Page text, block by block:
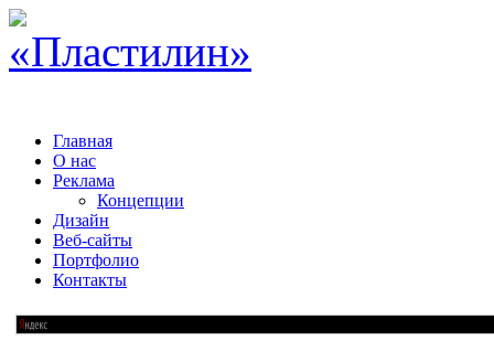
Главная
О нас
Реклама
Концепции
Дизайн
Веб-сайты
Портфолио
Контакты